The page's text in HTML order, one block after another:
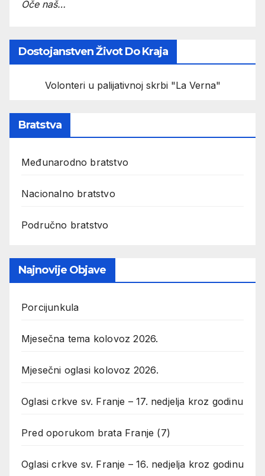
Oče naš…
Dostojanstven Život Do Kraja
Volonteri u palijativnoj skrbi "La Verna"
Bratstva
Međunarodno bratstvo
Nacionalno bratstvo
Područno bratstvo
Najnovije Objave
Porcijunkula
Mjesečna tema kolovoz 2026.
Mjesečni oglasi kolovoz 2026.
Oglasi crkve sv. Franje – 17. nedjelja kroz godinu
Pred oporukom brata Franje (7)
Oglasi crkve sv. Franje – 16. nedjelja kroz godinu